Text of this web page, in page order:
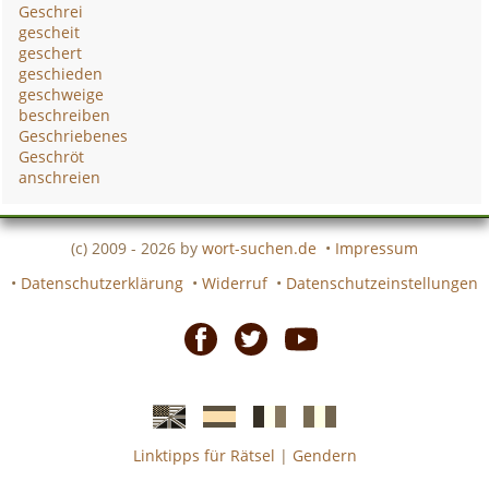
Geschrei
gescheit
geschert
geschieden
geschweige
beschreiben
Geschriebenes
Geschröt
anschreien
(c) 2009 - 2026 by wort-suchen.de • Impressum
• Datenschutzerklärung • Widerruf • Datenschutzeinstellungen
EnglischeSpanischefranzösicheitalienische
Linktipps für Rätsel | Gendern